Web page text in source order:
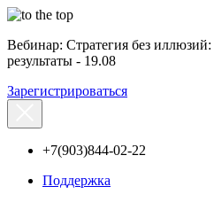
Вебинар: Стратегия без
результаты - 19.08
Зарегистрироваться
+7(903)844-02-22
Поддержка